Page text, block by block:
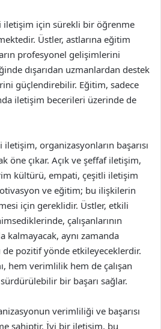
için sürekli bir öğrenme
Üstler, astlarına eğitim
profesyonel gelişimlerini
dışarıdan uzmanlardan destek
güçlendirebilir. Eğitim, sadece
iletişim becerileri üzerinde de
organizasyonların başarısı
öne çıkar. Açık ve şeffaf iletişim,
kültürü, empati, çeşitli iletişim
ve eğitim; bu ilişkilerin
için gereklidir. Üstler, etkili
çalışanlarının
kalmayacak, aynı zamanda
pozitif yönde etkileyeceklerdir.
hem verimlilik hem de çalışan
bir başarı sağlar.
verimliliği ve başarısı
sahiptir. İyi bir iletişim, bu